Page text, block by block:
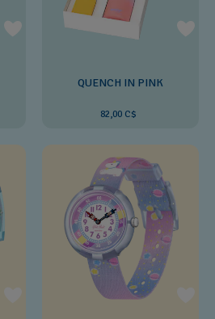
QUENCH IN PINK
82,00 C$